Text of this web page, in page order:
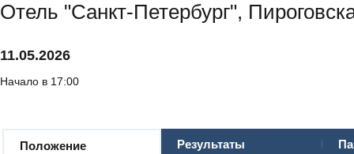
Отель "Санкт-Петербург",
11.05.2026
Начало в 17:00
Положение Результаты